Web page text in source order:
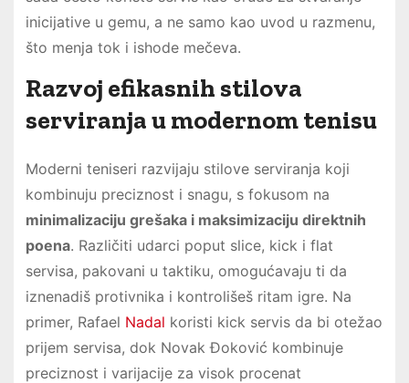
inicijative u gemu, a ne samo kao uvod u razmenu,
što menja tok i ishode mečeva.
Razvoj efikasnih stilova
serviranja u modernom tenisu
Moderni teniseri razvijaju stilove serviranja koji
kombinuju preciznost i snagu, s fokusom na
minimalizaciju grešaka i maksimizaciju direktnih
poena. Različiti udarci poput slice, kick i flat
servisa, pakovani u taktiku, omogućavaju ti da
iznenadiš protivnika i kontrolišeš ritam igre. Na
primer, Rafael Nadal koristi kick servis da bi otežao
prijem servisa, dok Novak Đoković kombinuje
preciznost i varijacije za visok procenat